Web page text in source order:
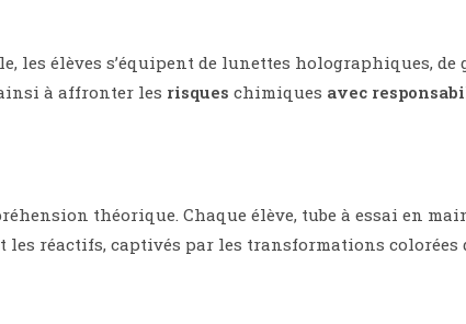
les élèves s’équipent de lunettes holographiques, de
à affronter les risques chimiques avec
théorique. Chaque élève, tube à essai en
les réactifs, captivés par les transformations colorées